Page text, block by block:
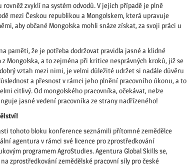
zvyklí na systém odvodů. V jejich případě je plně
mezi Českou republikou a Mongolskem, která upravuje
aby občané Mongolska mohli snáze získat, za svoji práci u
paměti, že je potřeba dodržovat pravidla jasné a klidné
Mongolska, a to zejména při kritice nesprávných kroků, již se
vztah mezi nimi, je velmi důležité udržet si nadále důvěru
a přesnost v rámci jeho plnění pracovního úkonu, a to
citlivý. Od mongolského pracovníka, očekávat, nelze
jasné vedení pracovníka ze strany nadřízeného!
tohoto bloku konference seznámili přítomné zemědělce
agentura v rámci své licence pro zprostředkování
programem AgroStudies. Agentura Global Skills se,
zprostředkování zemědělské pracovní síly pro české